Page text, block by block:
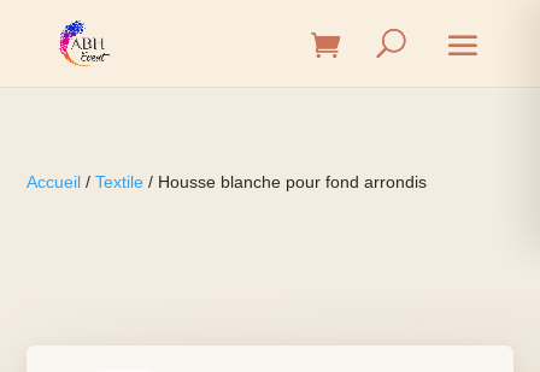
Accueil /Textile / Housse blanche pour fond arrondis